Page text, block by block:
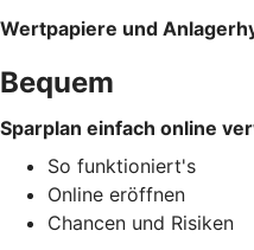
Wertpapiere und
Bequem
Sparplan einfach online
So funktioniert's
Online eröffnen
Chancen und Risiken